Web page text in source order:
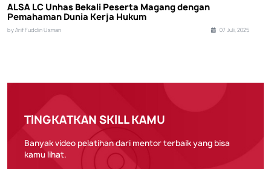
ALSA LC Unhas Bekali Peserta Magang dengan
Pemahaman Dunia Kerja Hukum
by Arif Fuddin Usman 07 Juli, 2025
TINGKATKAN SKILL KAMU
Banyak video pelatihan dari mentor terbaik yang bisa
kamu lihat.